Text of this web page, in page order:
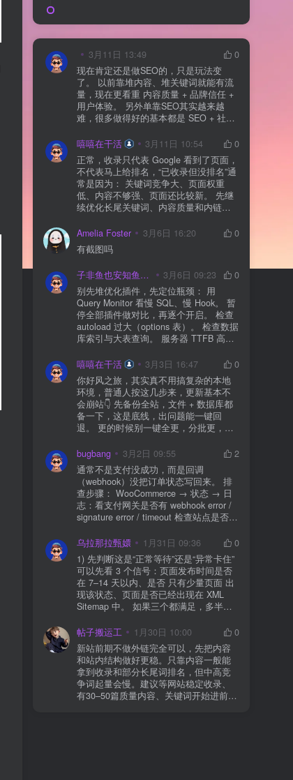
3月11日 13:49
0
现在肯定还是做SEO的，只是玩法变
了。 以前靠堆内容、堆关键词就能有流
量，现在更看重 内容质量 + 品牌信任 +
用户体验。 另外单靠SEO其实越来越
难，很多做得好的基本都是 SEO + 社媒
质还是一个长期获客渠道，但不能再当
成唯一渠道了。
嘻嘻在干活 3月11日 10:54
0
正常，收录只代表 Google 看到了页面，
不代表马上给排名，“已收录但没排名”通
常是因为： 关键词竞争大、页面权重
低、内容不够强、页面还比较新。 先继
续优化长尾关键词、内容质量和内链，
Amelia Foster
3月6日 16:20
0
有截图吗
子非鱼也安知鱼之乐 3月6日 09:23
0
别先堆优化插件，先定位瓶颈： 用
Query Monitor 看慢 SQL、慢 Hook。 暂
停全部插件做对比，再逐个开启。 检查
autoload 过大（options 表）。 检查数据
库索引与大表查询。 服务器 TTFB 高就
嘻嘻在干活
3月3日 16:47
0
你好风之旅，其实真不用搞复杂的本地
环境，普通人按这几步来，更新基本不
会崩站👇 先备份全站，文件 + 数据库都
备一下，这是底线，出问题能一键回
退。 更的时候别一键全更，分批更，先
立刻清缓存，去前台检查首页、文章
页、按钮、表单这些关键位置。 最好再
装个支持版本回滚的插件，万一崩了，
一秒切回旧版。 总结来说：先备份、分
批更、更完查、留退路，稳得很✅😎希望
能帮到你
bugbang 3月2日 09:55
2
通常不是支付没成功，而是回调
（webhook）没把订单状态写回来。 排
查步骤： WooCommerce → 状态 → 日
志：看支付网关是否有 webhook error /
signature error / timeout 检查站点是否被
全插件） 检查是否启用了“缓存结账页/接
口路径”（结账页和回调接口不应缓存）
看服务器错误日志是否有 500/致命错误
导致回调执行中断 解决方案： 放行 wp-
json、wc-api、支付网关回调 URL（按网
关文档配置） 关闭结账页的缓存与 JS
合并压缩测试一次 若使用 Cloudflare：
则
乌拉那拉甄嬛 1月31日 09:36
0
1) 先判断这是“正常等待”还是“异常卡住”
可以先看 3 个信号：页面发布时间是否
在 7–14 天以内、是否 只有少量页面 出
现该状态、页面是否已经出现在 XML
Sitemap 中。 如果三个都满足，多半属
手。 2) 什么情况下“等”是没用的？ 以下
情况基本不会靠时间自动解决：页面几
乎没有内链（孤立页）、内容与站内已
有页面高度相似、canonical 指向了别的
URL、同一主题短时间发布太多相似文
章。 这种情况下，Google 已经抓取，但
判断“当前不值得进入索引”。 3) 最有效
帖子搬运工 1月30日 10:00
0
新站前期不做外链完全可以，先把内容
和站内结构做好更稳。只靠内容一般能
拿到收录和部分长尾词排名，但中高竞
争词起量会慢。建议等网站稳定收录、
有30–50篇质量内容、关键词开始进前